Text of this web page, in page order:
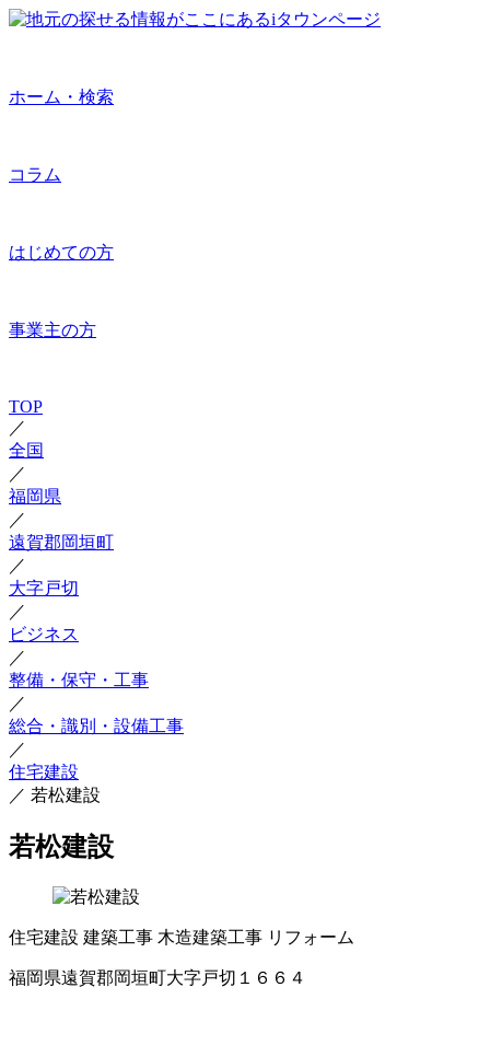
ホーム・検索
コラム
はじめての方
事業主の方
TOP
／
全国
／
福岡県
／
遠賀郡岡垣町
／
大字戸切
／
ビジネス
／
整備・保守・工事
／
総合・識別・設備工事
／
住宅建設
／ 若松建設
若松建設
住宅建設 建築工事 木造建築工事 リフォーム
福岡県遠賀郡岡垣町大字戸切１６６４